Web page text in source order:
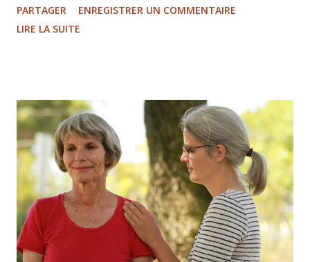
propres actions – occupe la théorie de l’apprentissage, les
neurosciences et la science du bien-être. Dans le cas des
en agence augmentent le bien-être. "Aide-moi à le faire
moi-même." Maria Montessori Maria Montessori l’a résumé
: « Aide-moi à le faire moi-même. » Quiconque connaît des
enfants – ou a construit un meuble Ikea – sait à quel point
l’efficacité est importante pour nous. Mais qu’en est-il de
nos animaux ? Ce qui sape l’agence Quand l’aide arrive avant
que l’animal ait eu la...
PARTAGER
ENREGISTRER UN COMMENTAIRE
LIRE LA SUITE